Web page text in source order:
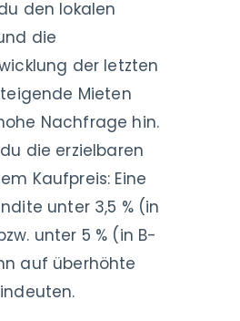
den lokalen
die
der letzten
Mieten
Nachfrage hin.
die erzielbaren
Kaufpreis: Eine
unter 3,5 % (in
unter 5 % (in B-
auf überhöhte